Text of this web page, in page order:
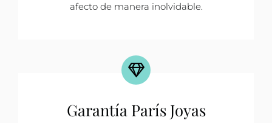
afecto de manera inolvidable.
Garantía París Joyas